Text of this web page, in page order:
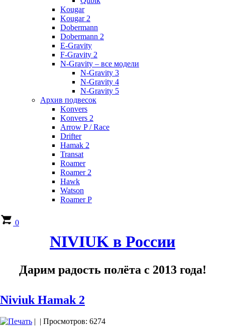
Kougar
Kougar 2
Dobermann
Dobermann 2
E-Gravity
F-Gravity 2
N-Gravity – все модели
N-Gravity 3
N-Gravity 4
N-Gravity 5
Архив подвесок
Konvers
Konvers 2
Arrow P / Race
Drifter
Hamak 2
Transat
Roamer
Roamer 2
Hawk
Watson
Roamer P
0
NIVIUK в России
Дарим радость полёта с 2013 года!
Niviuk Hamak 2
| | Просмотров: 6274